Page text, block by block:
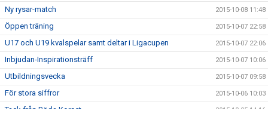
Ny rysar-match 2015-10-08 11:48
Öppen träning 2015-10-07 22:58
U17 och U19 kvalspelar samt deltar i Ligacupen 2015-10-07 22:06
Inbjudan-Inspirationsträff 2015-10-07 10:06
Utbildningsvecka 2015-10-07 09:58
För stora siffror 2015-10-06 10:03
Tack från Röda Korset 2015-10-05 14:16